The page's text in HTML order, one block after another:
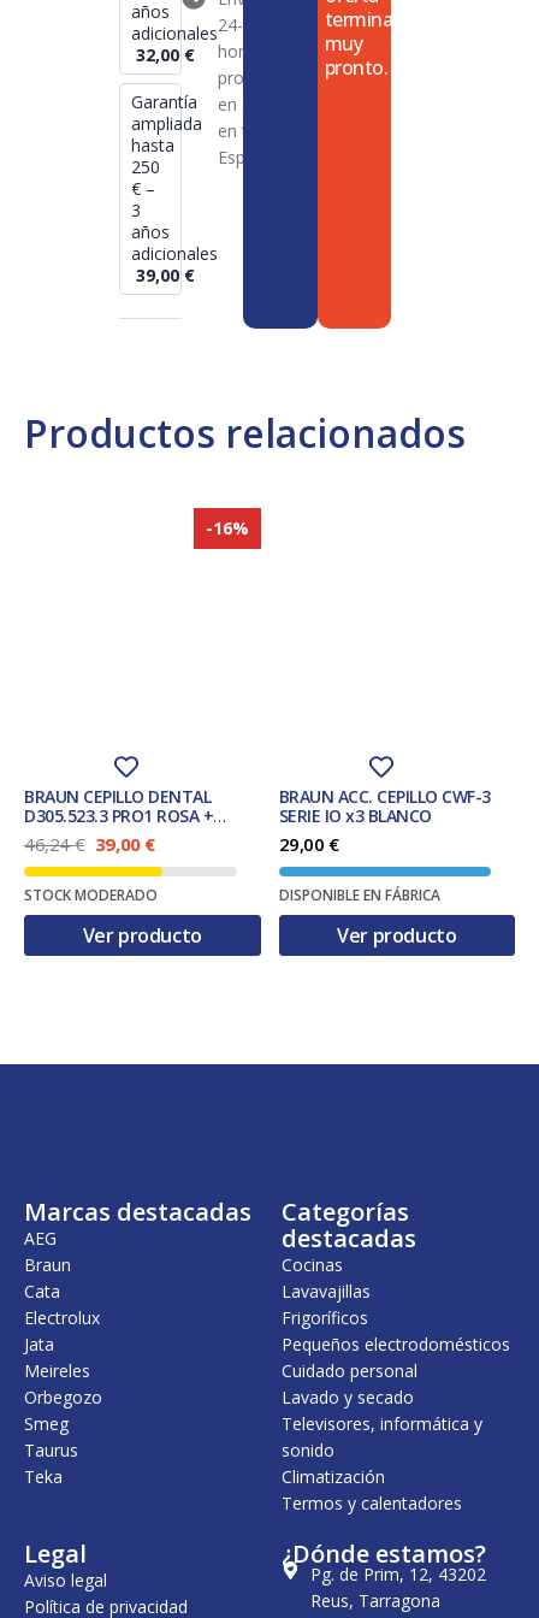
Productos relacionados
-16%
BRAUN CEPILLO DENTAL
D305.523.3 PRO1 ROSA +
ESTUCHE.
46,24€ E
l
p
r
e
c
g
a
2
.
39,00 €E
l
p
r
e
c
u
9
STOCK MODERADO
Ver producto
BRAUN ACC. CEPILLO CWF-3
SERIE IO x3 BLANCO
29,00 €
DISPONIBLE EN FÁBRICA
Ver producto
años
adicionales
32,00 €
Garantía
ampliada
hasta
250
€ –
3
años
adicionales
39,00 €
24-72
horas en
productos
en stock
en toda
España
termina
muy
pronto.
Marcas destacadas
AEG
Braun
Cata
Electrolux
Jata
Meireles
Orbegozo
Smeg
Taurus
Teka
Categorías
destacadas
Cocinas
Lavavajillas
Frigoríficos
Pequeños electrodomésticos
Cuidado personal
Lavado y secado
Televisores, informática y
sonido
Climatización
Termos y calentadores
Legal
Aviso legal
Política de privacidad
¿Dónde estamos?
Pg. de Prim, 12, 43202
Reus, Tarragona